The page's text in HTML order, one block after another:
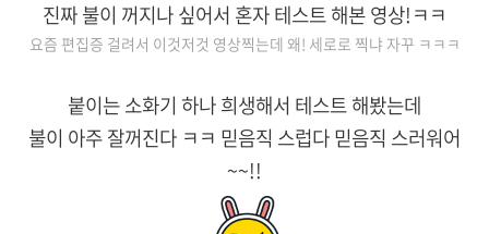
진짜 불이 꺼지나 싶어서 혼자 테스트 해본 영상!ㅋㅋ
요즘 편집증 걸려서 이것저것 영상찍는데 왜! 세로로 찍냐 자꾸 ㅋㅋㅋ
붙이는 소화기 하나 희생해서 테스트 해봤는데
불이 아주 잘꺼진다 ㅋㅋ 믿음직 스럽다 믿음직 스러워어
~~!!